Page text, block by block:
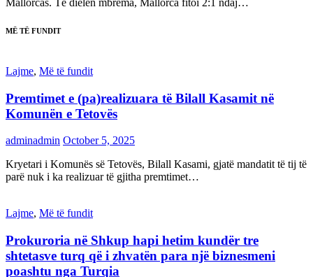
Mallorcas. Të dielën mbrëma, Mallorca fitoi 2:1 ndaj…
MË TË FUNDIT
Lajme, Më të fundit
Premtimet e (pa)realizuara të Bilall Kasamit në
Komunën e Tetovës
adminadmin October 5, 2025
Kryetari i Komunës së Tetovës, Bilall Kasami, gjatë mandatit të tij të
parë nuk i ka realizuar të gjitha premtimet…
Lajme, Më të fundit
Prokuroria në Shkup hapi hetim kundër tre
shtetasve turq që i zhvatën para një biznesmeni
poashtu nga Turqia